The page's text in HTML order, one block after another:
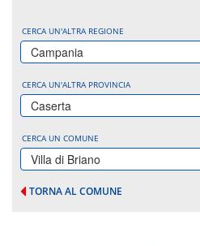
CERCA UN'ALTRA REGIONE
Campania
CERCA UN'ALTRA PROVINCIA
Caserta
CERCA UN COMUNE
Villa di Briano
TORNA AL COMUNE